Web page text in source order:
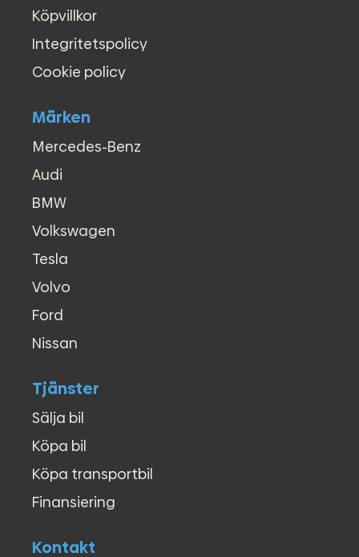
Köpvillkor
Integritetspolicy
Cookie policy
Märken
Mercedes-Benz
Audi
BMW
Volkswagen
Tesla
Volvo
Ford
Nissan
Tjänster
Sälja bil
Köpa bil
Köpa transportbil
Finansiering
Kontakt